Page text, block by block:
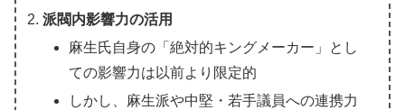
派閥内影響力の活用
麻生氏自身の「絶対的キングメーカー」とし
ての影響力は以前より限定的
しかし、麻生派や中堅・若手議員への連携力